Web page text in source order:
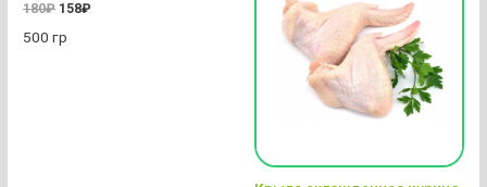
180₽ 158₽
500 гр